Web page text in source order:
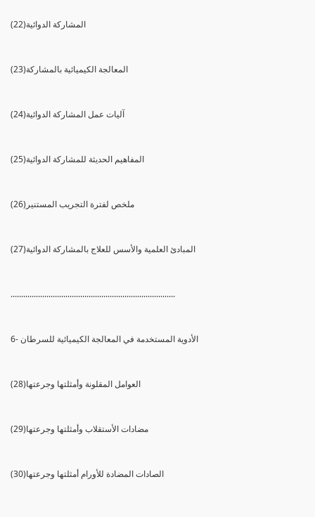
(22)المشاركة الدوائية
(23)المعالجة الكيميائية بالمشاركة
(24)آليات عمل المشاركة الدوائية
(25)المفاهيم الحديثة للمشاركة الدوائية
(26)ملخص لفترة التجريب المستنير
(27)المبادئ العلمية والأسس للعلاج بالمشاركة الدوائية
..............................................................................
6- الأدوية المستخدمة في المعالجة الكيميائية للسرطان
(28)العوامل المقلونة وأمثلتها وجرعتها
(29)مضادات الأستقلاب وأمثلتها وجرعتها
(30)الصادات المضادة للأورام أمثلتها وجرعتها